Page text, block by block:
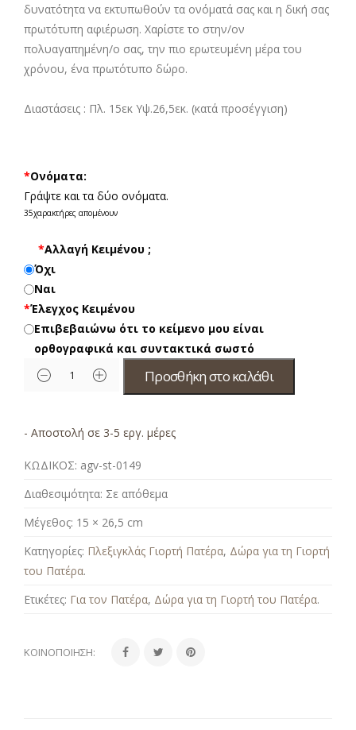
δυνατότητα να εκτυπωθούν τα ονόματά σας και η δική σας
πρωτότυπη αφιέρωση. Χαρίστε το στην/ον
πολυαγαπημένη/ο σας, την πιο ερωτευμένη μέρα του
χρόνου, ένα πρωτότυπο δώρο.
Διαστάσεις : Πλ. 15εκ Υψ.26,5εκ. (κατά προσέγγιση)
*Ονόματα:
Γράψτε και τα δύο ονόματα.
35χαρακτήρες απομένουν
*Αλλαγή Κειμένου ;
Όχι
Ναι
*Έλεγχος Κειμένου
Επιβεβαιώνω ότι το κείμενο μου είναι
ορθογραφικά και συντακτικά σωστό
Προσθήκη στο καλάθι
- Αποστολή σε 3-5 εργ. μέρες
ΚΩΔΙΚΟΣ: agv-st-0149
Διαθεσιμότητα: Σε απόθεμα
Μέγεθος: 15 × 26,5 cm
Κατηγορίες: Πλεξιγκλάς Γιορτή Πατέρα, Δώρα για τη Γιορτή
του Πατέρα.
Ετικέτες: Για τον Πατέρα, Δώρα για τη Γιορτή του Πατέρα.
ΚΟΙΝΟΠΟΊΗΣΗ: